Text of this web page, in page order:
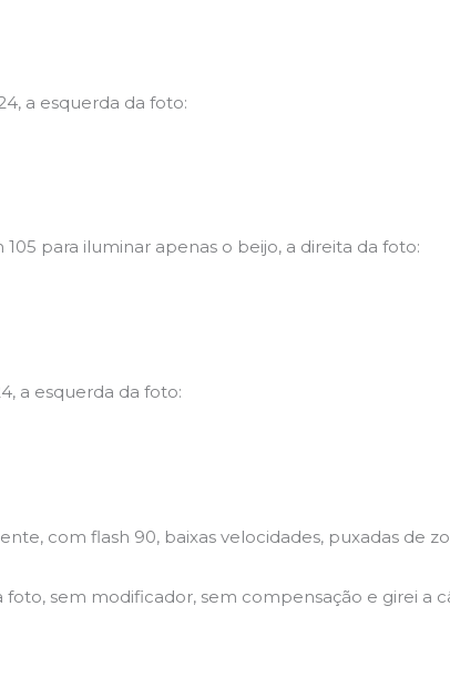
a esquerda da foto:
para iluminar apenas o beijo, a direita da foto:
a esquerda da foto:
com flash 90, baixas velocidades, puxadas de
foto, sem modificador, sem compensação e girei a